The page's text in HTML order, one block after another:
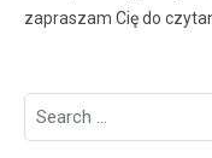
zapraszam Cię do
Search
for: